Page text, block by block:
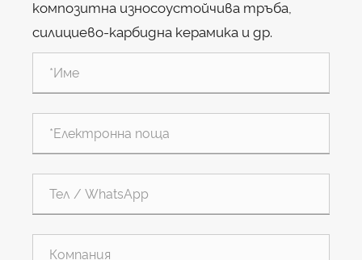
композитна износоустойчива тръба,
силициево-карбидна керамика и др.